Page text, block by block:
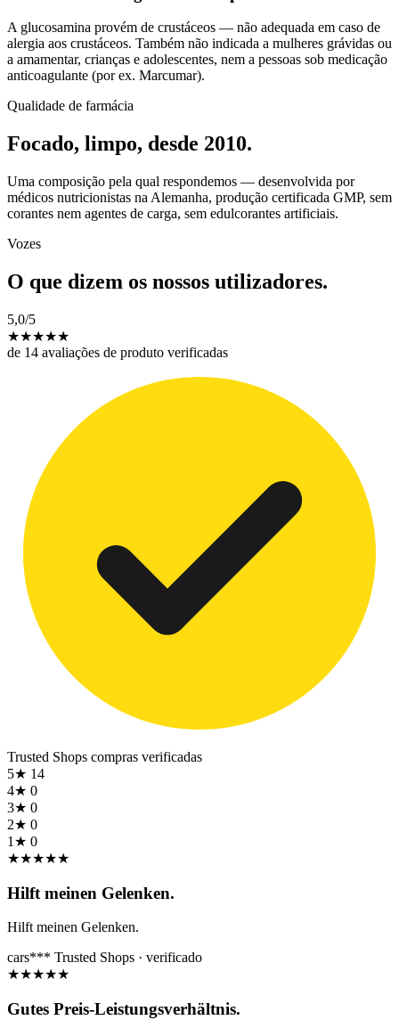
A glucosamina provém de crustáceos — não adequada em caso de
alergia aos crustáceos. Também não indicada a mulheres grávidas ou
a amamentar, crianças e adolescentes, nem a pessoas sob medicação
anticoagulante (por ex. Marcumar).
Qualidade de farmácia
Focado, limpo, desde 2010.
Uma composição pela qual respondemos — desenvolvida por
médicos nutricionistas na Alemanha, produção certificada GMP, sem
corantes nem agentes de carga, sem edulcorantes artificiais.
Vozes
O que dizem os nossos utilizadores.
5,0/5
★★★★★
de 14 avaliações de produto verificadas
Trusted Shops compras verificadas
5★ 14
4★ 0
3★ 0
2★ 0
1★ 0
★★★★★
Hilft meinen Gelenken.
Hilft meinen Gelenken.
cars*** Trusted Shops · verificado
★★★★★
Gutes Preis-Leistungsverhältnis.